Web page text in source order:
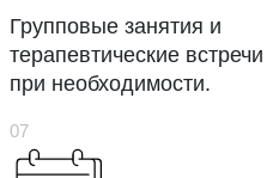
Групповые занятия и
терапевтические встречи
при необходимости.